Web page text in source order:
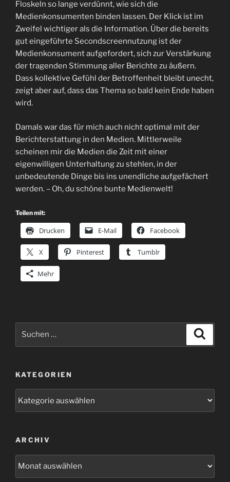
Floskeln so lange verdünnt, wie sich die
Medienkonsumenten binden lassen. Der Klick ist im
Zweifel wichtiger als die Information. Über die bereits
gut eingeführte Secondscreennutzung ist der
Medienkonsument aufgefordert, sich zur Verstärkung
der tragenden Stimmung aller Berichte zu äußern.
Dass kollektive Gefühl der Betroffenheit bleibt unecht,
zeigt aber auf, dass das Thema so bald kein Ende haben
wird.
Damals war das für mich auch nicht optimal mit der
Berichterstattung in den Medien. Mittlerweile
scheinen mir die Medien die Zeit mit einer
eigenwilligen Unterhaltung zu stehlen, in der
unbedeutende Dinge bis ins unendliche aufgefächert
werden. – Oh, du schöne bunte Medienwelt!
Teilen mit:
Drucken E-Mail Facebook
X Pinterest Tumblr
Mehr
KATEGORIEN
ARCHIV